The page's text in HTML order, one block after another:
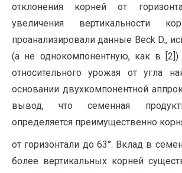
отклонения корней от
увеличения вертикальности
проанализировали данные Beck D.,
(а не однокомпонентную, как в
относительного урожая от угла
основании двухкомпонентной
вывод, что семенная
определяется преимущественно
от горизонтали до 63°. Вклад в
более вертикальных корней